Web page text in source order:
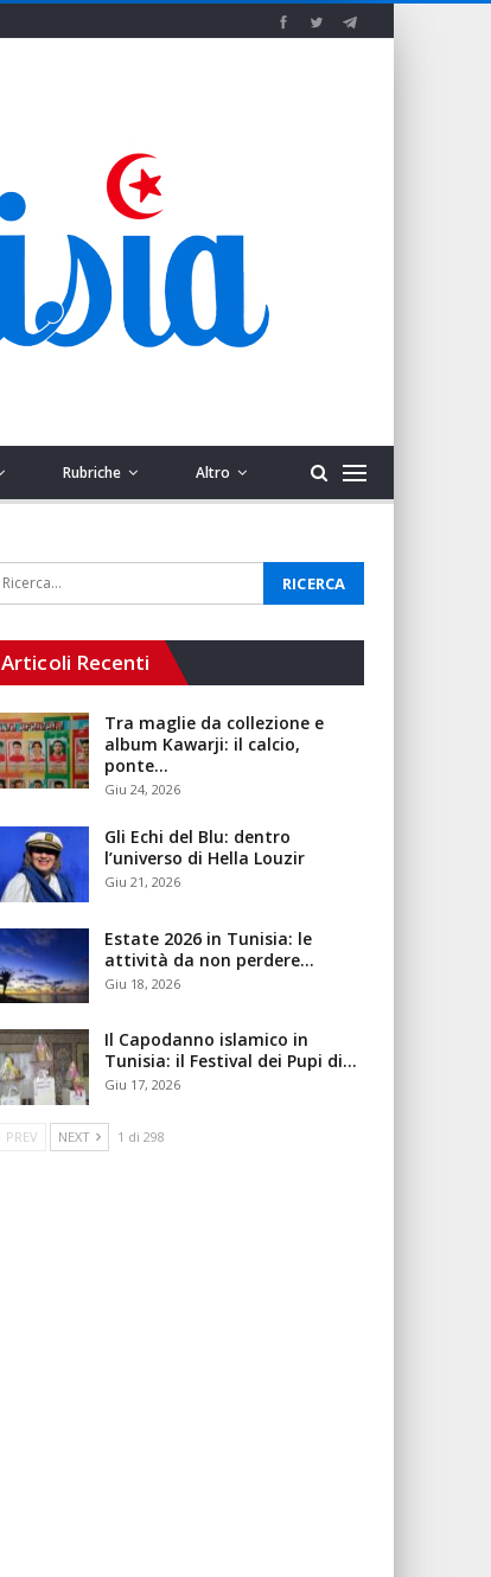
Rubriche Altro
Articoli Recenti
Tra maglie da collezione e
album Kawarji: il calcio,
ponte…
Giu 24, 2026
Gli Echi del Blu: dentro
l’universo di Hella Louzir
Giu 21, 2026
Estate 2026 in Tunisia: le
attività da non perdere…
Giu 18, 2026
Il Capodanno islamico in
Tunisia: il Festival dei Pupi di…
Giu 17, 2026
PREV NEXT 1 di 298